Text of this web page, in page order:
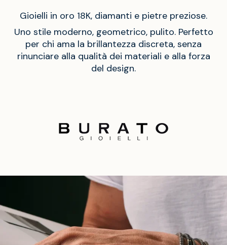
Gioielli in oro 18K, diamanti e pietre preziose.
Uno stile moderno, geometrico, pulito. Perfetto
per chi ama la brillantezza discreta, senza
rinunciare alla qualità dei materiali e alla forza
del design.